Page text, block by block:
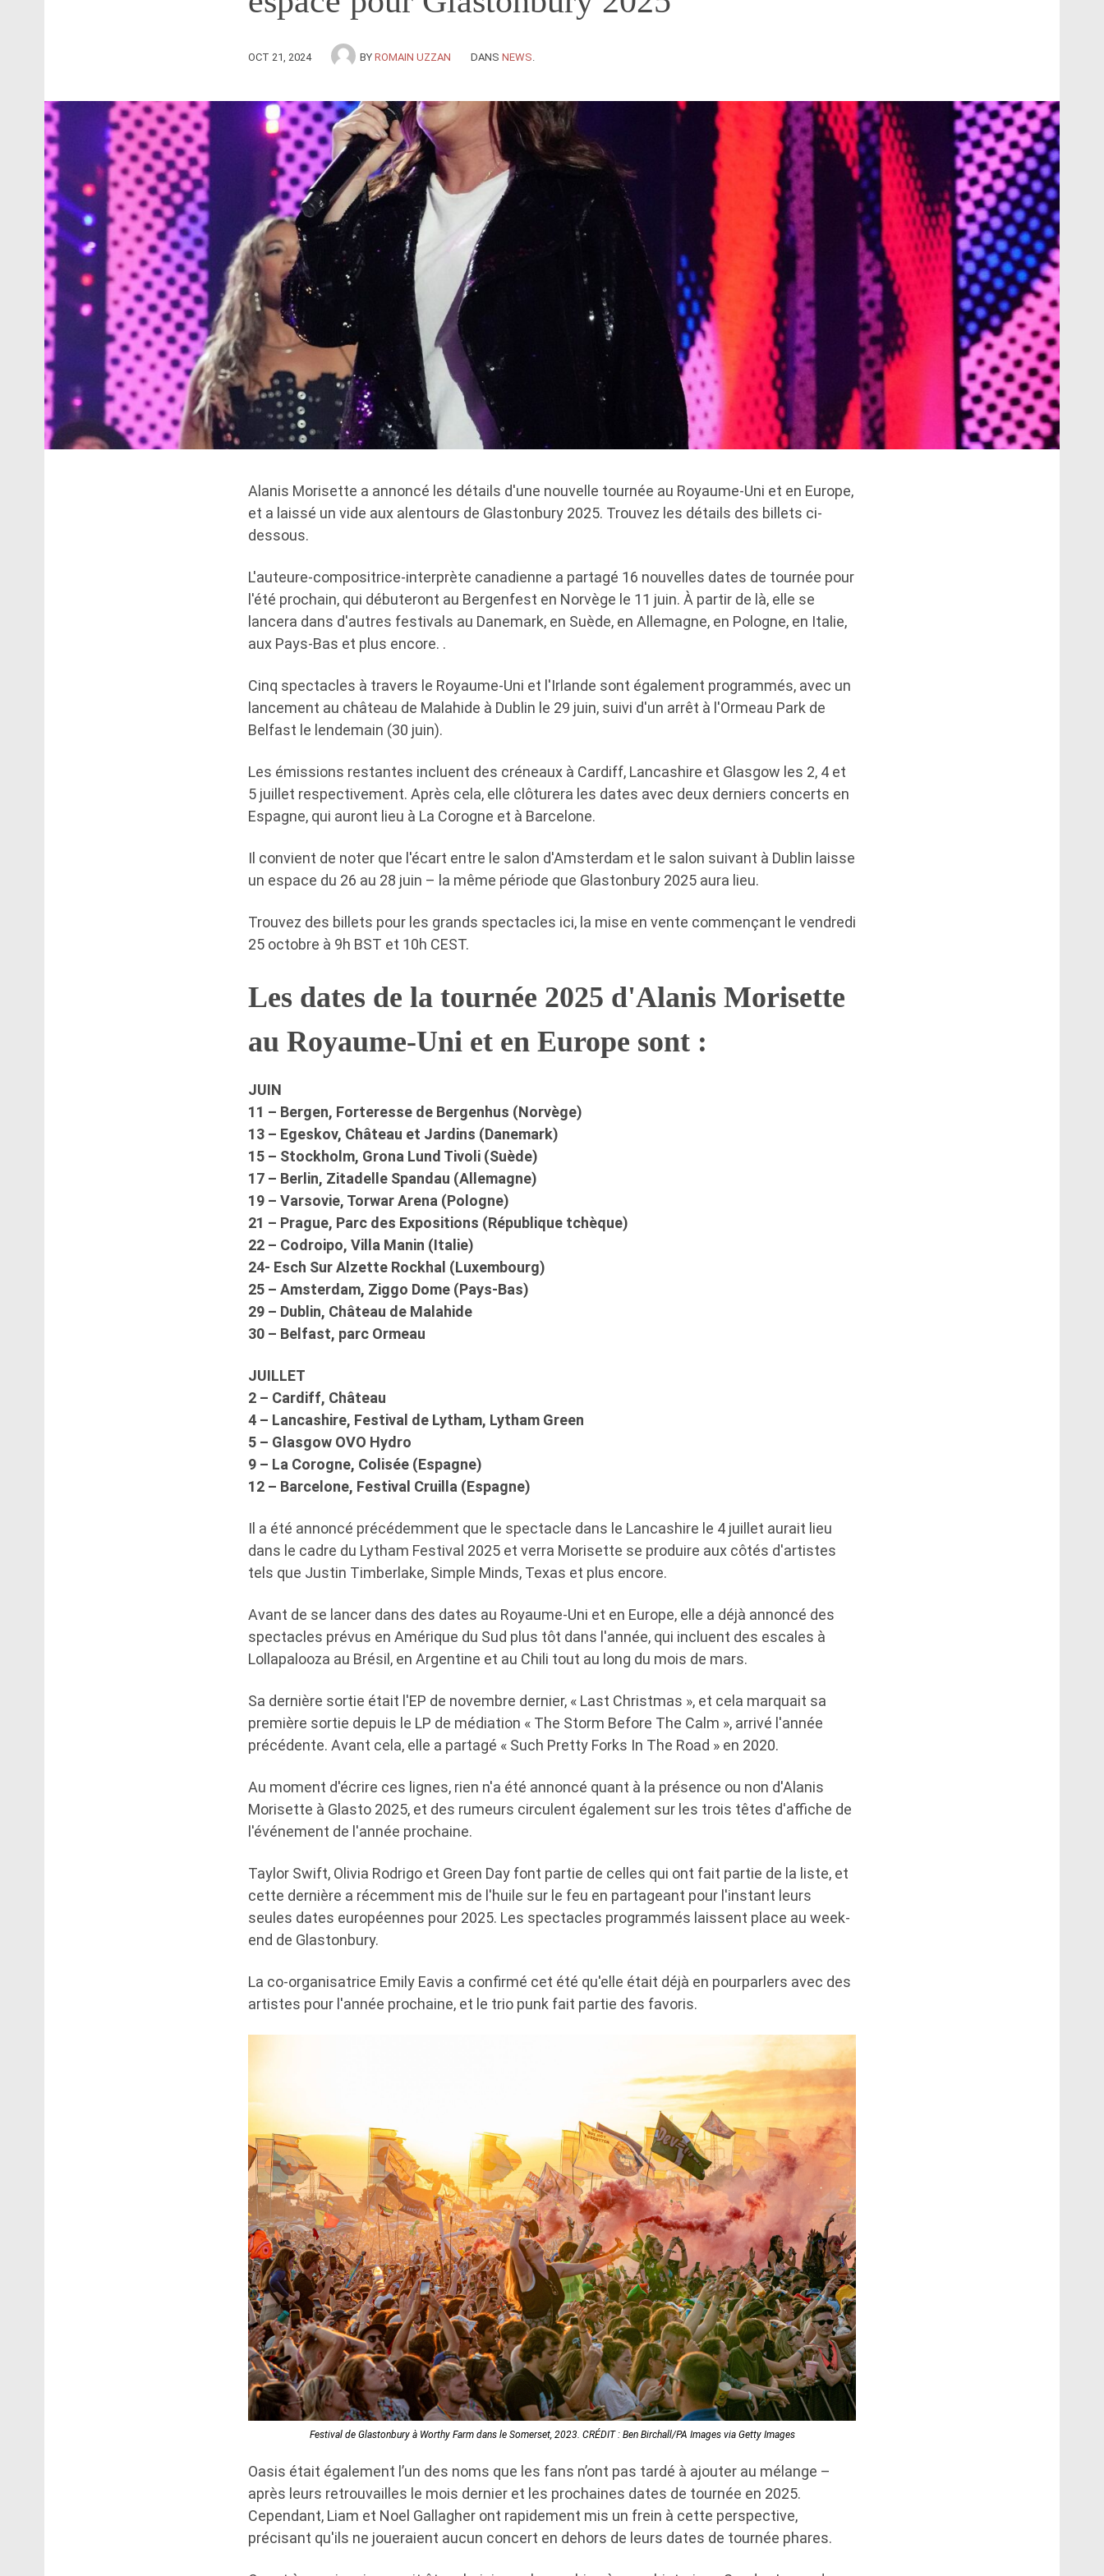
OCT 21, 2024 BY ROMAIN UZZAN DANS NEWS
Alanis Morisette a annoncé les détails d'une nouvelle tournée au Royaume-Uni et en Europe,
et a laissé un vide aux alentours de Glastonbury 2025. Trouvez les détails des billets ci-
dessous.
L'auteure-compositrice-interprète canadienne a partagé 16 nouvelles dates de tournée pour
l'été prochain, qui débuteront au Bergenfest en Norvège le 11 juin. À partir de là, elle se
lancera dans d'autres festivals au Danemark, en Suède, en Allemagne, en Pologne, en Italie,
aux Pays-Bas et plus encore. .
Cinq spectacles à travers le Royaume-Uni et l'Irlande sont également programmés, avec un
lancement au château de Malahide à Dublin le 29 juin, suivi d'un arrêt à l'Ormeau Park de
Belfast le lendemain (30 juin).
Les émissions restantes incluent des créneaux à Cardiff, Lancashire et Glasgow les 2, 4 et
5 juillet respectivement. Après cela, elle clôturera les dates avec deux derniers concerts en
Espagne, qui auront lieu à La Corogne et à Barcelone.
Il convient de noter que l'écart entre le salon d'Amsterdam et le salon suivant à Dublin laisse
un espace du 26 au 28 juin – la même période que Glastonbury 2025 aura lieu.
Trouvez des billets pour les grands spectacles ici, la mise en vente commençant le vendredi
25 octobre à 9h BST et 10h CEST.
Les dates de la tournée 2025 d'Alanis Morisette
au Royaume-Uni et en Europe sont :
JUIN
11 – Bergen, Forteresse de Bergenhus (Norvège)
13 – Egeskov, Château et Jardins (Danemark)
15 – Stockholm, Grona Lund Tivoli (Suède)
17 – Berlin, Zitadelle Spandau (Allemagne)
19 – Varsovie, Torwar Arena (Pologne)
21 – Prague, Parc des Expositions (République tchèque)
22 – Codroipo, Villa Manin (Italie)
24- Esch Sur Alzette Rockhal (Luxembourg)
25 – Amsterdam, Ziggo Dome (Pays-Bas)
29 – Dublin, Château de Malahide
30 – Belfast, parc Ormeau
JUILLET
2 – Cardiff, Château
4 – Lancashire, Festival de Lytham, Lytham Green
5 – Glasgow OVO Hydro
9 – La Corogne, Colisée (Espagne)
12 – Barcelone, Festival Cruilla (Espagne)
Il a été annoncé précédemment que le spectacle dans le Lancashire le 4 juillet aurait lieu
dans le cadre du Lytham Festival 2025 et verra Morisette se produire aux côtés d'artistes
tels que Justin Timberlake, Simple Minds, Texas et plus encore.
Avant de se lancer dans des dates au Royaume-Uni et en Europe, elle a déjà annoncé des
spectacles prévus en Amérique du Sud plus tôt dans l'année, qui incluent des escales à
Lollapalooza au Brésil, en Argentine et au Chili tout au long du mois de mars.
Sa dernière sortie était l'EP de novembre dernier, « Last Christmas », et cela marquait sa
première sortie depuis le LP de médiation « The Storm Before The Calm », arrivé l'année
précédente. Avant cela, elle a partagé « Such Pretty Forks In The Road » en 2020.
Au moment d'écrire ces lignes, rien n'a été annoncé quant à la présence ou non d'Alanis
Morisette à Glasto 2025, et des rumeurs circulent également sur les trois têtes d'affiche de
l'événement de l'année prochaine.
Taylor Swift, Olivia Rodrigo et Green Day font partie de celles qui ont fait partie de la liste, et
cette dernière a récemment mis de l'huile sur le feu en partageant pour l'instant leurs
seules dates européennes pour 2025. Les spectacles programmés laissent place au week-
end de Glastonbury.
La co-organisatrice Emily Eavis a confirmé cet été qu'elle était déjà en pourparlers avec des
artistes pour l'année prochaine, et le trio punk fait partie des favoris.
Festival de Glastonbury à Worthy Farm dans le Somerset, 2023. CRÉDIT : Ben Birchall/PA Images via Getty Images
Oasis était également l’un des noms que les fans n’ont pas tardé à ajouter au mélange –
après leurs retrouvailles le mois dernier et les prochaines dates de tournée en 2025.
Cependant, Liam et Noel Gallagher ont rapidement mis un frein à cette perspective,
précisant qu'ils ne joueraient aucun concert en dehors de leurs dates de tournée phares.